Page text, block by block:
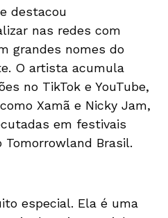
destacou
nas redes com
grandes nomes do
O artista acumula
no TikTok e YouTube,
Xamã e Nicky Jam,
em festivais
Tomorrowland Brasil.
especial. Ela é uma